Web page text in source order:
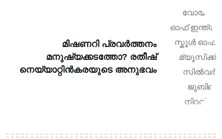
മിഷണറി പ്രവർത്തനം
മനുഷ്യക്കടത്തോ? രതീഷ്
നെയ്യാറ്റിൻകരയുടെ അനുഭവം